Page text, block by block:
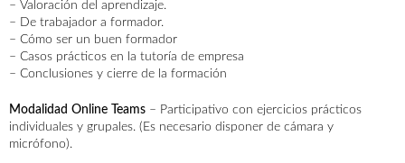
AGENDA ACTUALIDAD
– Valoración del aprendizaje.
– De trabajador a formador.
– Cómo ser un buen formador
– Casos prácticos en la tutoría de empresa
– Conclusiones y cierre de la formación
Modalidad Online Teams – Participativo con ejercicios prácticos
individuales y grupales. (Es necesario disponer de cámara y
micrófono).